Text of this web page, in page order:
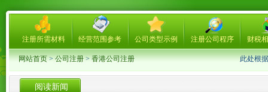
注册所需材料 经营范围参考 公司类型示例 注册公司程序 财税
网站首页>公司注册>香港公司注册 此处根
阅读新闻